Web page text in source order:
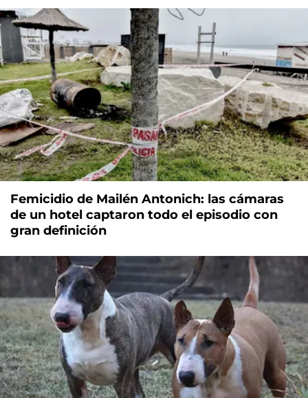
Femicidio de Mailén Antonich: las cámaras
de un hotel captaron todo el episodio con
gran definición